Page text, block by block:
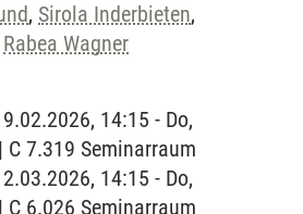
, Sirola Inderbieten,
Rabea Wagner
14:15 - Do,
7.319 Seminarraum
14:15 - Do,
6.026 Seminarraum